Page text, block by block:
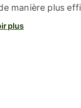
manière plus
plus